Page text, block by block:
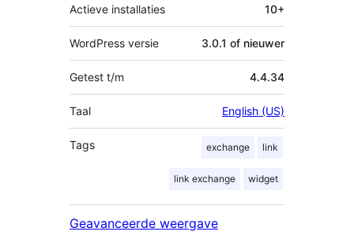
Actieve installaties 10+
WordPress versie 3.0.1 of nieuwer
Getest t/m 4.4.34
Taal English (US)
Tags exchange link
link exchange widget
Geavanceerde weergave